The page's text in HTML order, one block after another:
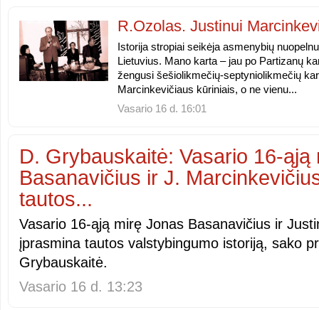
R.Ozolas. Justinui
Istorija stropiai seikėja asmenybių
Lietuvius. Mano karta – jau po Partizanų
žengusi šešiolikmečių-septyniolikmečių
Marcinkevičiaus kūriniais, o ne vienu...
Vasario 16 d. 16:01
D. Grybauskaitė: Vasario 16-ąją
Basanavičius ir J.
tautos...
Vasario 16-ąją mirę Jonas Basanavičius ir
įprasmina tautos valstybingumo istoriją, sako
Grybauskaitė.
Vasario 16 d. 13:23